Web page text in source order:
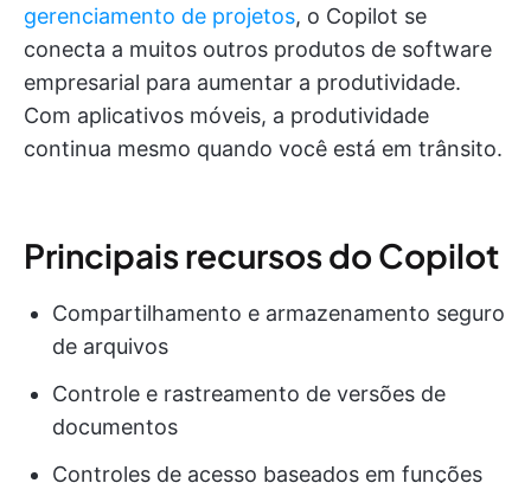
gerenciamento de projetos, o Copilot se
conecta a muitos outros produtos de software
empresarial para aumentar a produtividade.
Com aplicativos móveis, a produtividade
continua mesmo quando você está em trânsito.
Principais recursos do Copilot
Compartilhamento e armazenamento seguro
de arquivos
Controle e rastreamento de versões de
documentos
Controles de acesso baseados em funções